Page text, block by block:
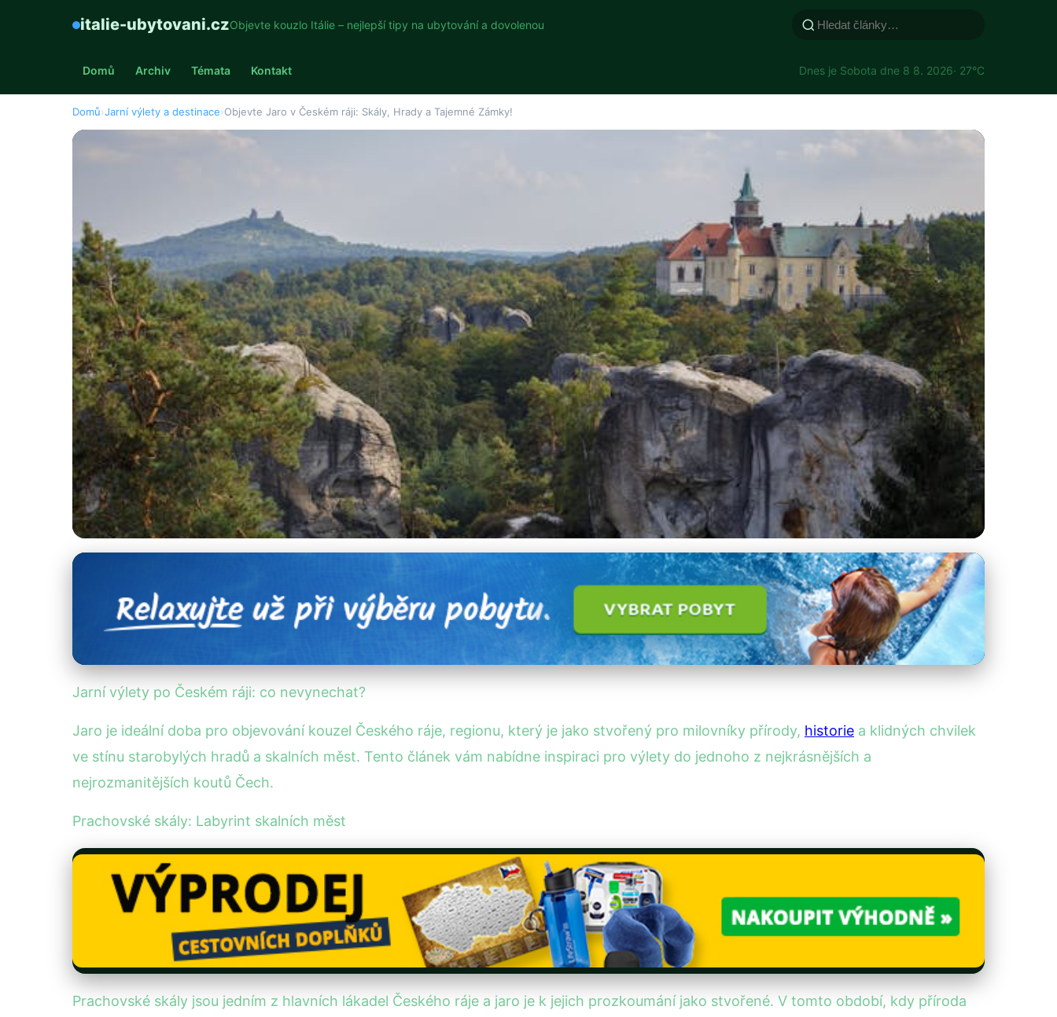
italie-ubytovani.czObjevte kouzlo Itálie – nejlepší tipy na ubytování a dovolenou
Domů Archiv Témata Kontakt Dnes je Sobota dne 8 8. 2026· 27°C
Domů›Jarní výlety a destinace›Objevte Jaro v Českém ráji: Skály, Hrady a Tajemné Zámky!
Objevte Jaro v Českém ráji: Skály, Hrady a Tajemné Zámky!
Jarní výlety po Českém ráji: co nevynechat?
Jaro je ideální doba pro objevování kouzel Českého ráje, regionu, který je jako stvořený pro milovníky přírody, historie a klidných chvilek
ve stínu starobylých hradů a skalních měst. Tento článek vám nabídne inspiraci pro výlety do jednoho z nejkrásnějších a
nejrozmanitějších koutů Čech.
Prachovské skály: Labyrint skalních měst
Prachovské skály jsou jedním z hlavních lákadel Českého ráje a jaro je k jejich prozkoumání jako stvořené. V tomto období, kdy příroda